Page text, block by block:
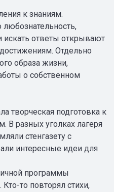
к знаниям.
любознательность,
искать ответы открывают
Отдельно
образа жизни,
о собственном
творческая подготовка к
В разных уголках лагеря
стенгазету с
интересные идеи для
программы
то повторял стихи,